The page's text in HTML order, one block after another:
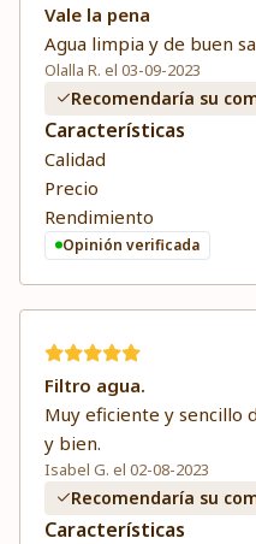
Vale la pena
Agua limpia y de buen
Olalla R. el 03-09-2023
Recomendaría su
Características
Calidad
Precio
Rendimiento
Opinión verificada
Filtro agua.
Muy eficiente y sencillo
y bien.
Isabel G. el 02-08-2023
Recomendaría su
Características